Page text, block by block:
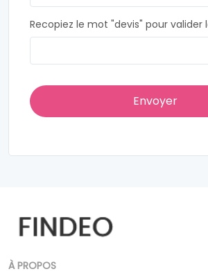
Recopiez le mot "devis" pour valider
À PROPOS